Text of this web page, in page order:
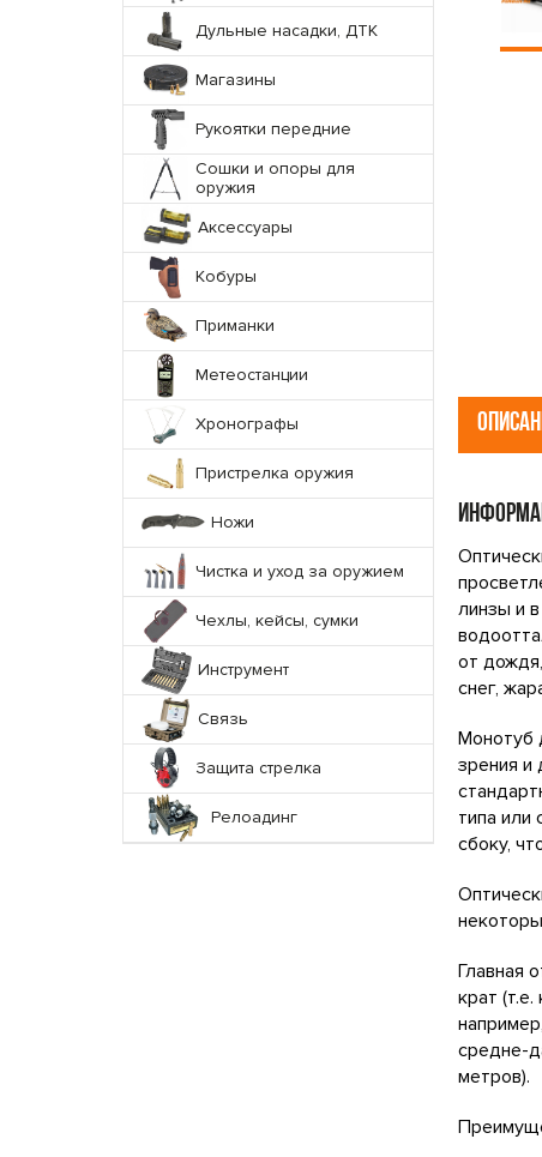
Дульные насадки, ДТК
Магазины
Рукоятки передние
Сошки и опоры для
оружия
Аксессуары
Кобуры
Приманки
Метеостанции
Хронографы
Пристрелка оружия
Ножи
Чистка и уход за оружием
Чехлы, кейсы, сумки
Инструмент
Связь
Защита стрелка
Релоадинг
линзы и
от
снег,
Монотуб
зрения и
типа или
сбоку,
Главная
крат
средне-
метров).